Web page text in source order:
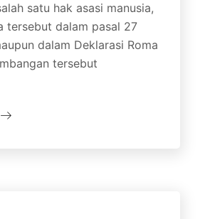
satu hak asasi manusia,
tersebut dalam pasal 27
dalam Deklarasi Roma
tersebut